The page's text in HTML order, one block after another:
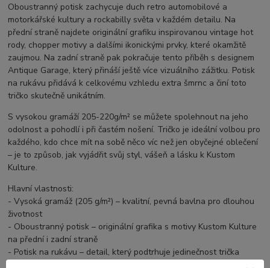
Oboustranný potisk zachycuje duch retro automobilové a
motorkářské kultury a rockabilly světa v každém detailu. Na
přední straně najdete originální grafiku inspirovanou vintage hot
rody, chopper motivy a dalšími ikonickými prvky, které okamžitě
zaujmou. Na zadní straně pak pokračuje tento příběh s designem
Antique Garage, který přináší ještě více vizuálního zážitku. Potisk
na rukávu přidává k celkovému vzhledu extra šmrnc a činí toto
tričko skutečně unikátním.
S vysokou gramáží 205-220g/m² se můžete spolehnout na jeho
odolnost a pohodlí i při častém nošení. Tričko je ideální volbou pro
každého, kdo chce mít na sobě něco víc než jen obyčejné oblečení
– je to způsob, jak vyjádřit svůj styl, vášeň a lásku k Kustom
Kulture.
Hlavní vlastnosti:
- Vysoká gramáž (205 g/m²) – kvalitní, pevná bavlna pro dlouhou
životnost
- Oboustranný potisk – originální grafika s motivy Kustom Kulture
na přední i zadní straně
- Potisk na rukávu – detail, který podtrhuje jedinečnost trička